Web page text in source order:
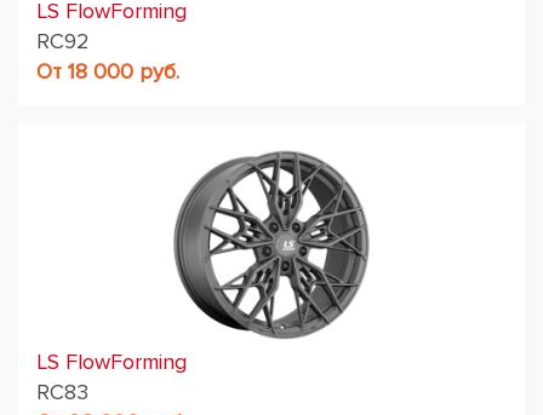
LS FlowForming
RC92
От 18 000 руб.
LS FlowForming
RC83